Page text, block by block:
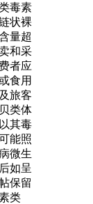
毒素
状裸
量超
和采
者应
食用
旅客
类体
其毒
能照
微生
如呈
保留
类